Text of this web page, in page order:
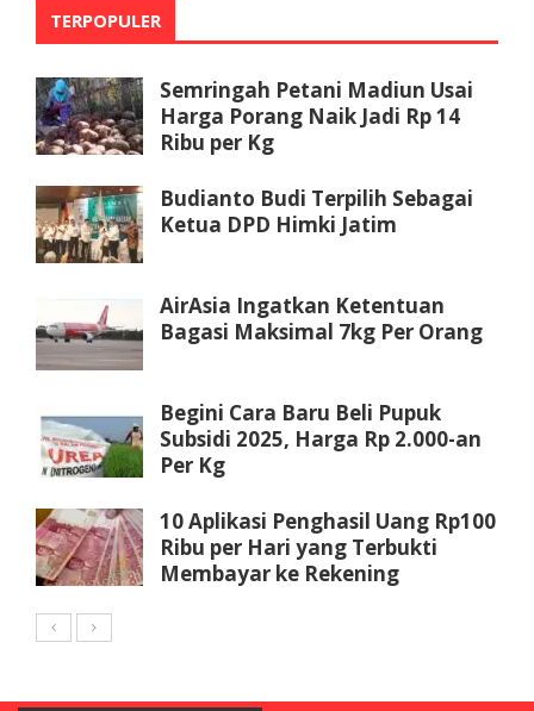
TERPOPULER
Semringah Petani Madiun Usai
Harga Porang Naik Jadi Rp 14
Ribu per Kg
Budianto Budi Terpilih Sebagai
Ketua DPD Himki Jatim
AirAsia Ingatkan Ketentuan
Bagasi Maksimal 7kg Per Orang
Begini Cara Baru Beli Pupuk
Subsidi 2025, Harga Rp 2.000-an
Per Kg
10 Aplikasi Penghasil Uang Rp100
Ribu per Hari yang Terbukti
Membayar ke Rekening